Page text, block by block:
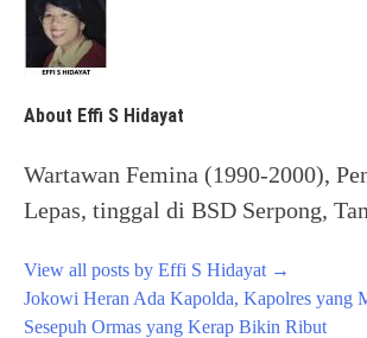
About Effi S Hidayat
Wartawan Femina (1990-2000),
Lepas, tinggal di BSD Serpong,
View all posts by Effi S Hidayat →
Post
navigation
Jokowi Heran Ada Kapolda, Kapolres yang
Sesepuh Ormas yang Kerap Bikin Ribut